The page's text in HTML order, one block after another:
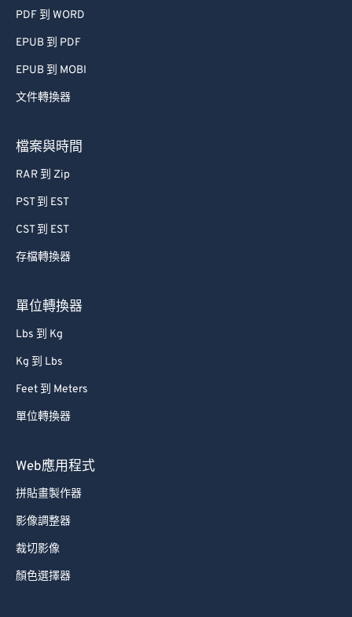
PDF 到 WORD
EPUB 到 PDF
EPUB 到 MOBI
文件轉換器
檔案與時間
RAR 到 Zip
PST 到 EST
CST 到 EST
存檔轉換器
單位轉換器
Lbs 到 Kg
Kg 到 Lbs
Feet 到 Meters
單位轉換器
Web應用程式
拼貼畫製作器
影像調整器
裁切影像
顏色選擇器